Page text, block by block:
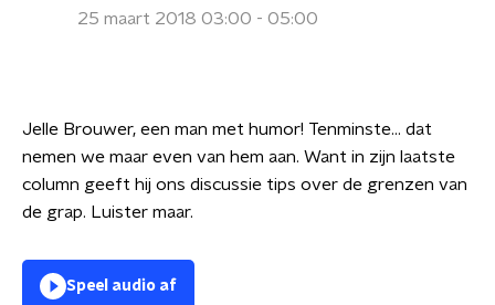
25 maart 2018 03:00 - 05:00
Jelle Brouwer, een man met humor! Tenminste... dat
nemen we maar even van hem aan. Want in zijn laatste
column geeft hij ons discussie tips over de grenzen van
de grap. Luister maar.
Speel audio af